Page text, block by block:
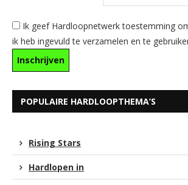
Ik geef Hardloopnetwerk toestemming
ik heb ingevuld te verzamelen en te
POPULAIRE HARDLOOPTHEMA’S
Rising Stars
Hardlopen in